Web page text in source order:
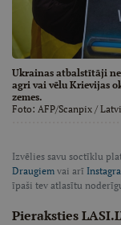
Ukrainas atbalstītāji
agri vai vēlu Krievijas
zemes.
Foto: AFP/Scanpix /
Izvēlies savu soctīklu
Draugiem vai arī
īpaši tev atlasītu
Pieraksties